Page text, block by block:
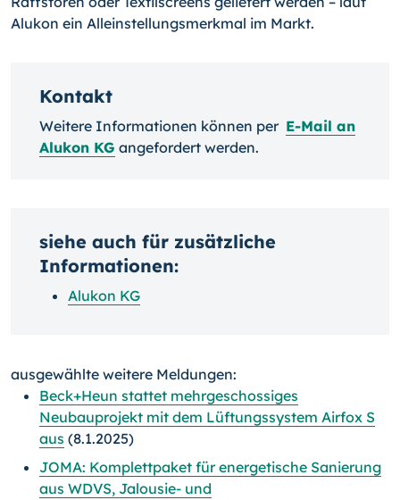
Alukon ein Alleinstellungs­merkmal im Markt.
Kontakt
Weitere Informationen können per E-Mail an
Alukon KG angefordert werden.
siehe auch für zusätzliche
Informationen:
Alukon KG
ausgewählte weitere Meldungen:
Beck+Heun stattet mehrgeschossiges
Neubauprojekt mit dem Lüftungssystem Airfox S
aus (8.1.2025)
JOMA: Komplettpaket für energetische Sanierung
aus WDVS, Jalousie- und